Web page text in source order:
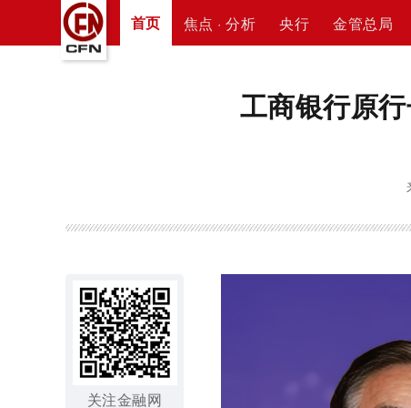
首页 焦点 · 分析 央行 金管总局
工商银行原
关注金融网